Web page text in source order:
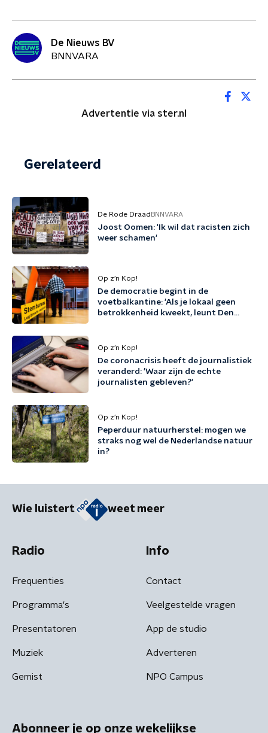
De Nieuws BV
BNNVARA
Advertentie via ster.nl
Gerelateerd
De Rode Draad BNNVARA
Joost Oomen: 'Ik wil dat racisten zich
weer schamen'
Op z’n Kop!
De democratie begint in de
voetbalkantine: 'Als je lokaal geen
betrokkenheid kweekt, leunt Den
Op z’n Kop!
De coronacrisis heeft de journalistiek
veranderd: 'Waar zijn de echte
journalisten gebleven?'
Op z’n Kop!
Peperduur natuurherstel: mogen we
straks nog wel de Nederlandse natuur
in?
Wie luistert weet meer
Radio
Frequenties
Programma's
Presentatoren
Muziek
Gemist
Info
Contact
Veelgestelde vragen
App de studio
Adverteren
NPO Campus
Abonneer je op onze wekelijkse